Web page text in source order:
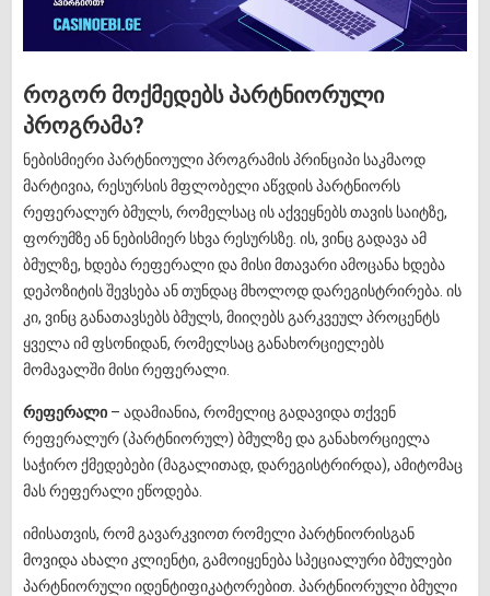
როგორ მოქმედებს პარტნიორული
პროგრამა?
ნებისმიერი პარტნიოული პროგრამის პრინციპი საკმაოდ
მარტივია, რესურსის მფლობელი აწვდის პარტნიორს
რეფერალურ ბმულს, რომელსაც ის აქვეყნებს თავის საიტზე,
ფორუმზე ან ნებისმიერ სხვა რესურსზე. ის, ვინც გადავა ამ
ბმულზე, ხდება რეფერალი და მისი მთავარი ამოცანა ხდება
დეპოზიტის შევსება ან თუნდაც მხოლოდ დარეგისტრირება. ის
კი, ვინც განათავსებს ბმულს, მიიღებს გარკვეულ პროცენტს
ყველა იმ ფსონიდან, რომელსაც განახორციელებს
მომავალში მისი რეფერალი.
რეფერალი – ადამიანია, რომელიც გადავიდა თქვენ
რეფერალურ (პარტნიორულ) ბმულზე და განახორციელა
საჭირო ქმედებები (მაგალითად, დარეგისტრირდა), ამიტომაც
მას რეფერალი ეწოდება.
იმისათვის, რომ გავარკვიოთ რომელი პარტნიორისგან
მოვიდა ახალი კლიენტი, გამოიყენება სპეციალური ბმულები
პარტნიორული იდენტიფიკატორებით. პარტნიორული ბმული